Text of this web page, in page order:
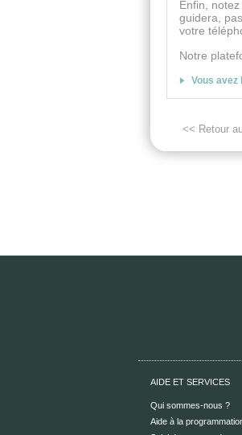
Enfin,
guidera,
votre
Notre
Vous
<< Retour
AIDE ET SERVICES
Qui sommes-nous ?
Aide à la